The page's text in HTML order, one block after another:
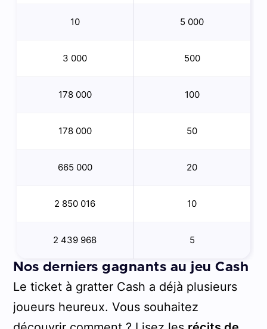
10 5 000
3 000 500
178 000 100
178 000 50
665 000 20
2 850 016 10
2 439 968 5
Nos derniers gagnants au jeu Cash
Le ticket à gratter Cash a déjà plusieurs
joueurs heureux. Vous souhaitez